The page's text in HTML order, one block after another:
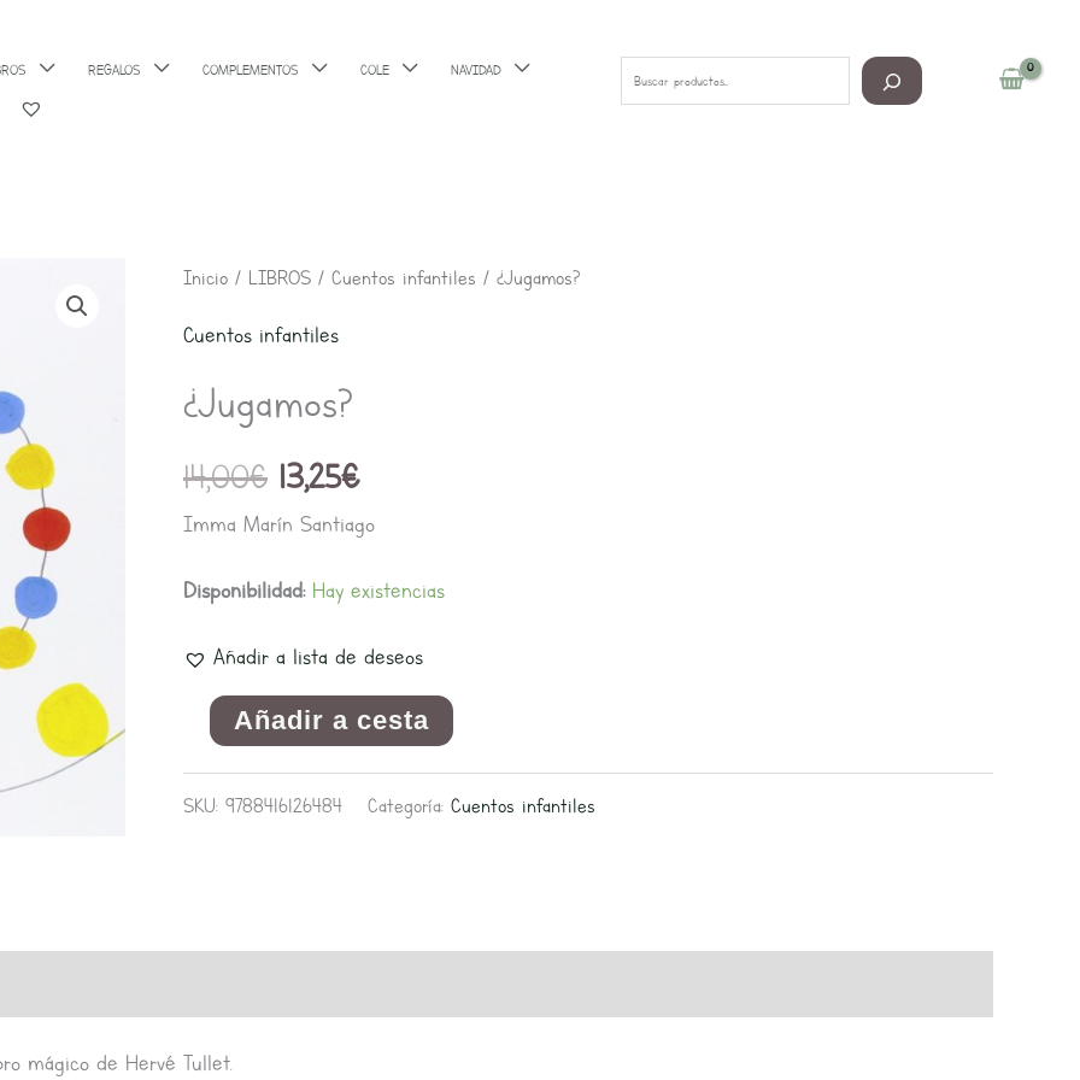
REGALOS COMPLEMENTOS COLE NAVIDAD
Inicio / LIBROS / Cuentos infantiles / ¿Jugamos?
Cuentos infantiles
¿Jugamos?
14,00€
El
precio
original
era:
13,25€
El
Imma Marín Santiago
Disponibilidad: Hay existencias
Añadir a lista de deseos
¿Jugamos?
Añadir a cesta
SKU: 9788416126484 Categoría: Cuentos infantiles
mágico de Hervé Tullet.